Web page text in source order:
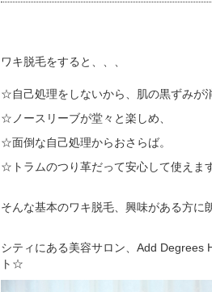
ワキ脱毛をすると、、、
☆自己処理をしないから、肌の黒ずみが
☆ノースリーブが堂々と楽しめ、
☆面倒な自己処理からおさらば。
☆トラムのつり革だって安心して使えま
そんな基本のワキ脱毛、興味がある方に
シティにある美容サロン、Add Degrees
ト☆